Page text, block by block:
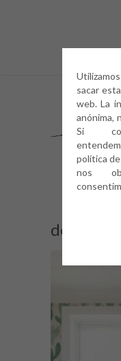
sacar
web. La
anónima,
Si
política
nos
decorar